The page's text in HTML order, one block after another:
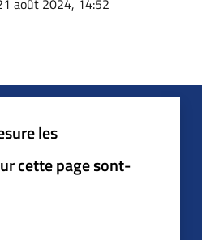
août 2024, 14:52
les
cette page sont-